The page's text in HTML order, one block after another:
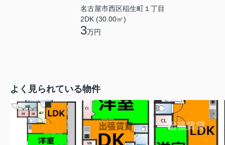
名古屋市西区稲生町１丁目
2DK (30.00㎡)
3万円
よく見られている物件